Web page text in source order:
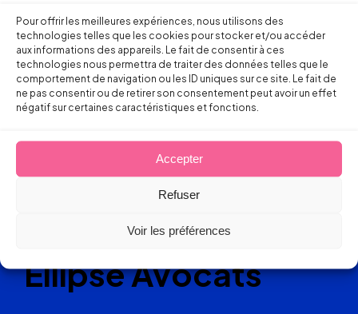
Pour offrir les meilleures expériences, nous utilisons des
technologies telles que les cookies pour stocker et/ou accéder
aux informations des appareils. Le fait de consentir à ces
technologies nous permettra de traiter des données telles que le
comportement de navigation ou les ID uniques sur ce site. Le fait de
ne pas consentir ou de retirer son consentement peut avoir un effet
négatif sur certaines caractéristiques et fonctions.
Accepter
Refuser
Voir les préférences
30 novembre 2015
Ellipse Avocats